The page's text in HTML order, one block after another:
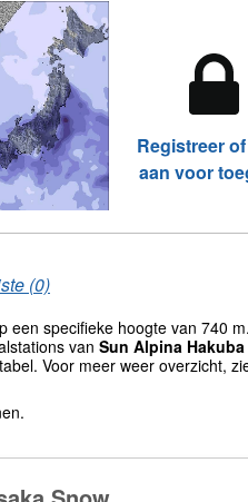
Registreer
aan voor
(0)
een specifieke hoogte van 740
van Sun Alpina Hakuba
Voor meer weer overzicht,